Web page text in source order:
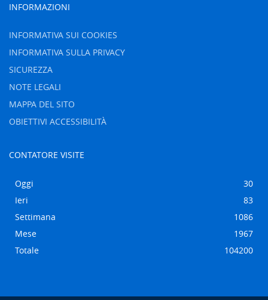
INFORMAZIONI
INFORMATIVA SUI COOKIES
INFORMATIVA SULLA PRIVACY
SICUREZZA
NOTE LEGALI
MAPPA DEL SITO
OBIETTIVI ACCESSIBILITÀ
CONTATORE VISITE
Oggi
30
Ieri
83
Settimana
1086
Mese
1967
Totale
104200